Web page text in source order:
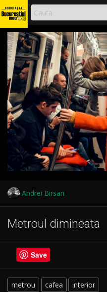
Andrei Birsan
Metroul dimineata
Save
metrou cafea interior